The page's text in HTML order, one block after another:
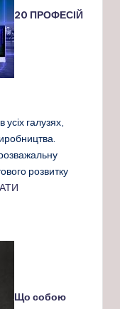
20 ПРОФЕСІЙ
усіх галузях,
розвитку
Що собою